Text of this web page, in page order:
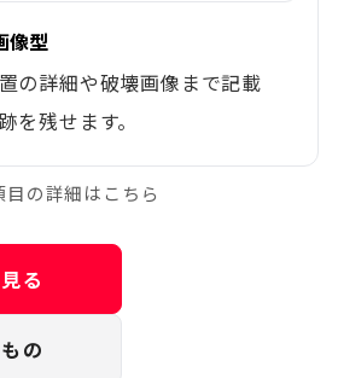
像型
の詳細や破壊画像まで記載
を残せます。
の詳細はこちら
る
の